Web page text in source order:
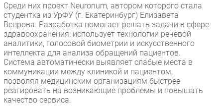
Среди них проект Neuronum, автором которого стала
студентка из УрФУ (г. Екатеринбург) Елизавета
Вепрова. Разработка помогает решать задачи в сфере
здравоохранения: использует технологии речевой
аналитики, голосовой биометрии и искусственного
интеллекта для анализа обращений пациентов.
Система автоматически выявляет слабые места в
коммуникации между клиникой и пациентом,
позволяя медицинским организациям быстрее
реагировать на возникающие проблемы и повышать
качество сервиса.